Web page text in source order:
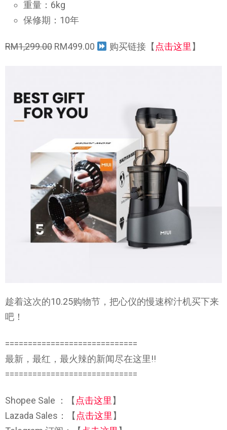
重量：6kg
保修期：10年
RM1,299.00 RM499.00 购买链接【 点击这里 】
趁着这次的10.25购物节，把心仪的慢速榨汁机买下来
吧！
=============================
最新，最红，最火辣的新闻尽在这里!!
=============================
Shopee Sale ：【 点击这里 】
Lazada Sales：【 点击这里 】